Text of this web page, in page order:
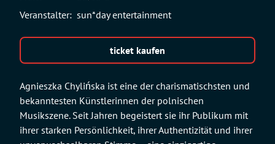
Agnieszka Chylińska ist eine der charismatischsten und
bekanntesten Künstlerinnen der polnischen
Musikszene. Seit Jahren begeistert sie ihr Publikum mit
ihrer starken Persönlichkeit, ihrer Authentizität und ihrer
Veranstalter: sun*day entertainment
ticket kaufen